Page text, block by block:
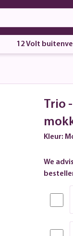
12 Volt
Trio
Kleur:
We